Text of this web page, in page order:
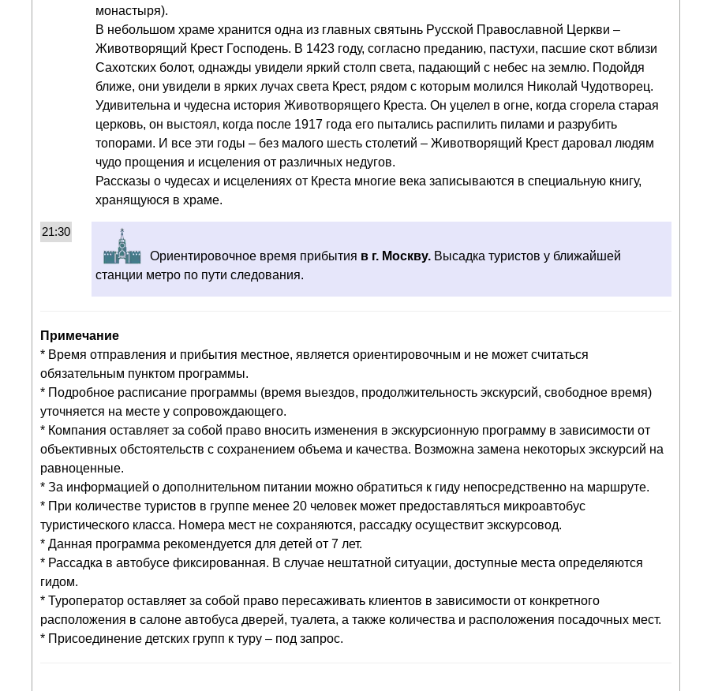
монастыря).
В небольшом храме хранится одна из главных святынь Русской Православной Церкви –
Животворящий Крест Господень. В 1423 году, согласно преданию, пастухи, пасшие скот вблизи
Сахотских болот, однажды увидели яркий столп света, падающий с небес на землю. Подойдя
ближе, они увидели в ярких лучах света Крест, рядом с которым молился Николай Чудотворец.
Удивительна и чудесна история Животворящего Креста. Он уцелел в огне, когда сгорела старая
церковь, он выстоял, когда после 1917 года его пытались распилить пилами и разрубить
топорами. И все эти годы – без малого шесть столетий – Животворящий Крест даровал людям
чудо прощения и исцеления от различных недугов.
Рассказы о чудесах и исцелениях от Креста многие века записываются в специальную книгу,
хранящуюся в храме.
21:30
Ориентировочное время прибытия в г. Москву. Высадка туристов у ближайшей
станции метро по пути следования.
Примечание
* Время отправления и прибытия местное, является ориентировочным и не может считаться
обязательным пунктом программы.
* Подробное расписание программы (время выездов, продолжительность экскурсий, свободное время)
уточняется на месте у сопровождающего.
* Компания оставляет за собой право вносить изменения в экскурсионную программу в зависимости от
объективных обстоятельств с сохранением объема и качества. Возможна замена некоторых экскурсий на
равноценные.
* За информацией о дополнительном питании можно обратиться к гиду непосредственно на маршруте.
* При количестве туристов в группе менее 20 человек может предоставляться микроавтобус
туристического класса. Номера мест не сохраняются, рассадку осуществит экскурсовод.
* Данная программа рекомендуется для детей от 7 лет.
* Рассадка в автобусе фиксированная. В случае нештатной ситуации, доступные места определяются
гидом.
* Туроператор оставляет за собой право пересаживать клиентов в зависимости от конкретного
расположения в салоне автобуса дверей, туалета, а также количества и расположения посадочных мест.
* Присоединение детских групп к туру – под запрос.